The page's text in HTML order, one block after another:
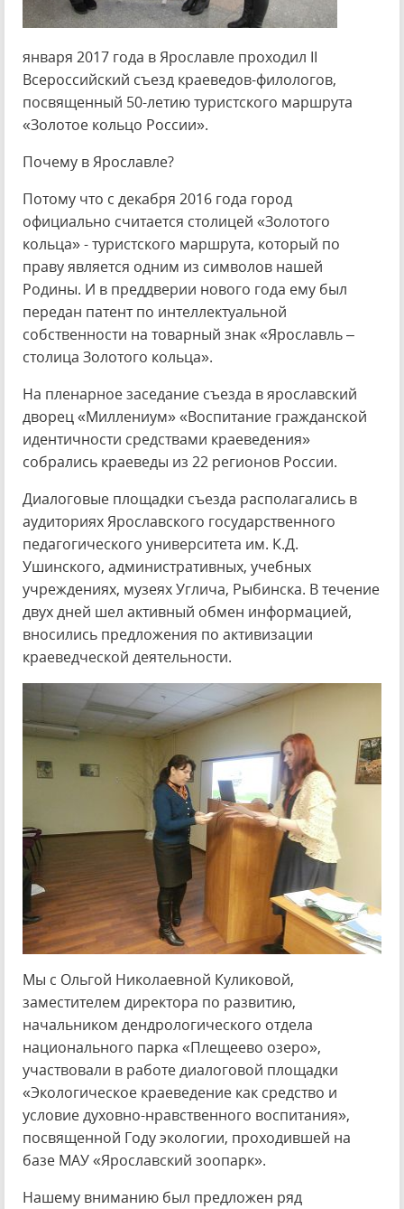
января 2017 года в Ярославле проходил II
Всероссийский съезд краеведов-филологов,
посвященный 50-летию туристского маршрута
«Золотое кольцо России».
Почему в Ярославле?
Потому что с декабря 2016 года город
официально считается столицей «Золотого
кольца» - туристского маршрута, который по
праву является одним из символов нашей
Родины. И в преддверии нового года ему был
передан патент по интеллектуальной
собственности на товарный знак «Ярославль –
столица Золотого кольца».
На пленарное заседание съезда в ярославский
дворец «Миллениум» «Воспитание гражданской
идентичности средствами краеведения»
собрались краеведы из 22 регионов России.
Диалоговые площадки съезда располагались в
аудиториях Ярославского государственного
педагогического университета им. К.Д.
Ушинского, административных, учебных
учреждениях, музеях Углича, Рыбинска. В течение
двух дней шел активный обмен информацией,
вносились предложения по активизации
краеведческой деятельности.
Мы с Ольгой Николаевной Куликовой,
заместителем директора по развитию,
начальником дендрологического отдела
национального парка «Плещеево озеро»,
участвовали в работе диалоговой площадки
«Экологическое краеведение как средство и
условие духовно-нравственного воспитания»,
посвященной Году экологии, проходившей на
базе МАУ «Ярославский зоопарк».
Нашему вниманию был предложен ряд